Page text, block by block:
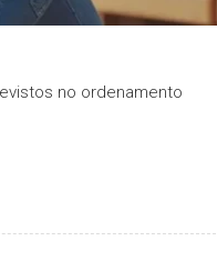
no ordenamento